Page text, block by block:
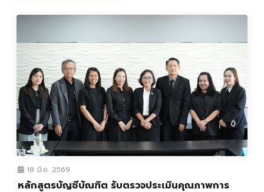
18 มิ.ย. 2569
หลักสูตรบัญชีบัณฑิต รับตรวจประเมินคุณภาพการ